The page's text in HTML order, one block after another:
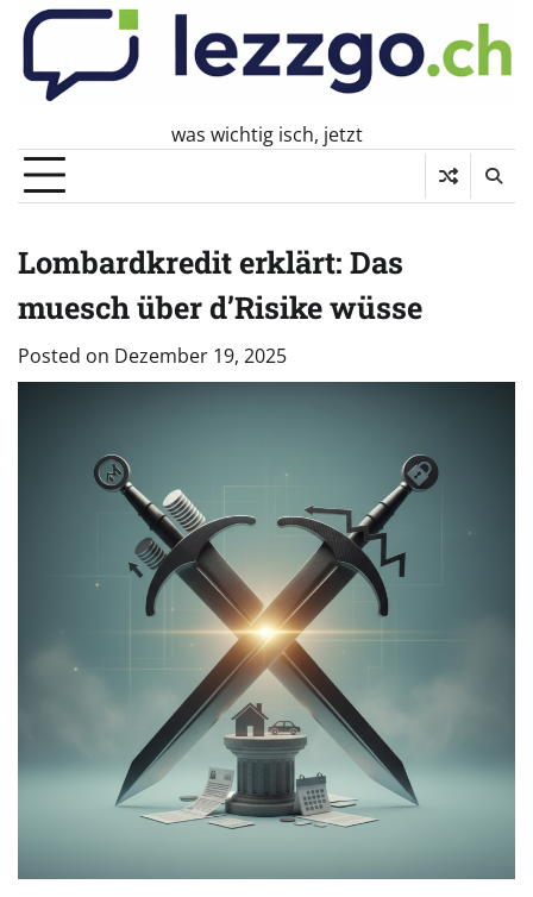
Skip
content
was wichtig isch, jetzt
Lombardkredit erklärt: Das
muesch über d’Risike wüsse
Posted on Dezember 19, 2025